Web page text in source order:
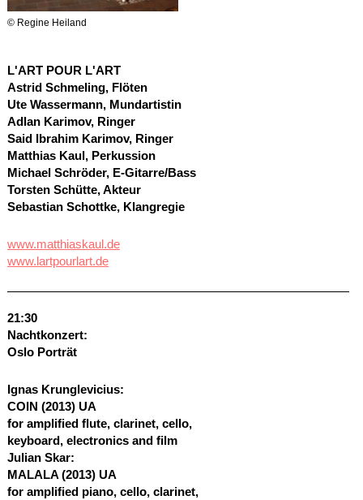
© Regine Heiland
L'ART POUR L'ART
Astrid Schmeling, Flöten
Ute Wassermann, Mundartistin
Adlan Karimov, Ringer
Said Ibrahim Karimov, Ringer
Matthias Kaul, Perkussion
Michael Schröder, E-Gitarre/Bass
Torsten Schütte, Akteur
Sebastian Schottke, Klangregie
www.matthiaskaul.de
www.lartpourlart.de
21:30
Nachtkonzert:
Oslo Porträt
Ignas Krunglevicius:
COIN (2013) UA
for amplified flute, clarinet, cello,
keyboard, electronics and film
Julian Skar:
MALALA(2013) UA
for amplified piano, cello, clarinet,